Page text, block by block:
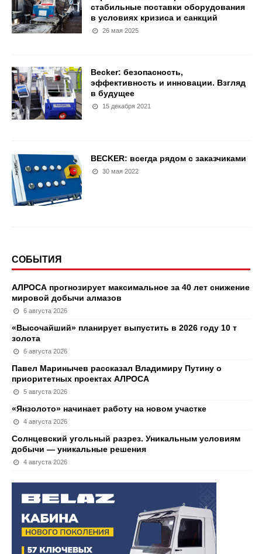
стабильные поставки оборудования
в условиях кризиса и санкций
26 мая 2025
Becker: безопасность,
эффективность и инновации. Взгляд
в будущее
15 декабря 2021
BECKER: всегда рядом с заказчиками
30 мая 2022
СОБЫТИЯ
АЛРОСА прогнозирует максимальное за 40 лет снижение
мировой добычи алмазов
6 августа 2026
«Высочайший» планирует выпустить в 2026 году 10 т
золота
6 августа 2026
Павел Маринычев рассказал Владимиру Путину о
приоритетных проектах АЛРОСА
5 августа 2026
«Янзолото» начинает работу на новом участке
4 августа 2026
Солнцевский угольный разрез. Уникальным условиям
добычи — уникальные решения
4 августа 2026